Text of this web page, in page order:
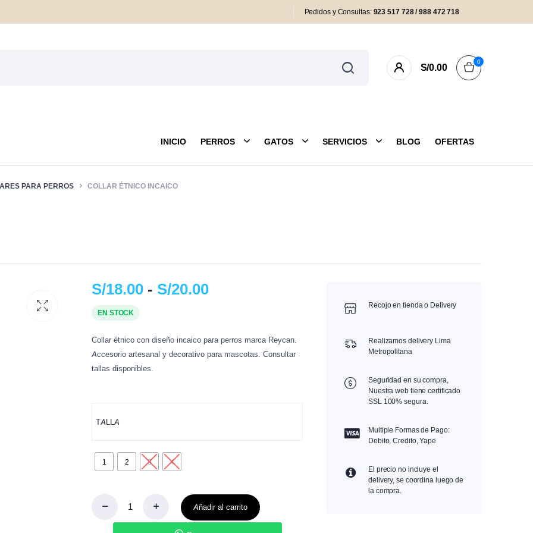
Pedidos y Consultas: 923 517 728 / 988 472 718
S/0.00
0
INICIO PERROS
y Viajes
GATOS
Cuidado Dental
Areneros
SERVICIOS BLOG OFERTAS
PARA PERROS COLLAR ÉTNICO INCAICO
S/18.00 - S/20.00
EN STOCK
Collar étnico con diseño incaico para perros marca Reycan.
Accesorio artesanal y decorativo para mascotas. Consultar
tallas disponibles.
TALLA
1 2 3 4
Añadir al carrito
Recojo en tienda o Delivery
Realizamos delivery Lima
Metropolitana
Seguridad en su compra,
Nuestra web tiene certificado
SSL 100% segura.
Multiple Formas de Pago:
Debito, Credito, Yape
El precio no incluye el
delivery, se coordina luego de
la compra.